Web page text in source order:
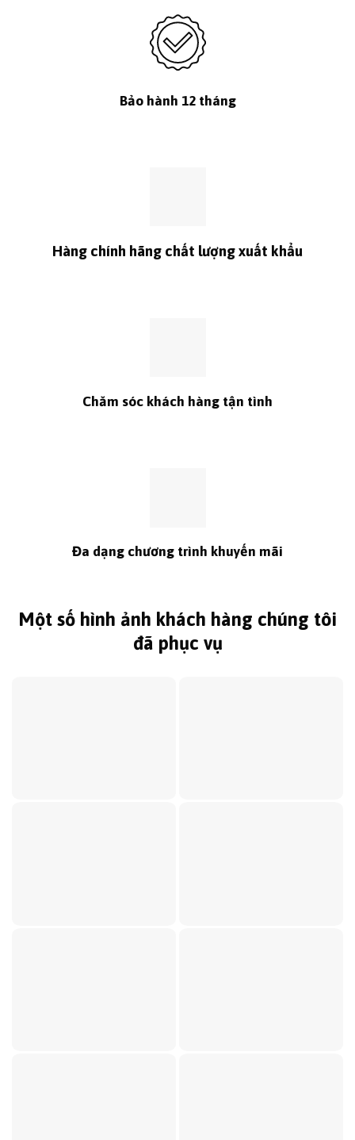
Bảo hành 12 tháng
Hàng chính hãng chất lượng xuất khẩu
Chăm sóc khách hàng tận tình
Đa dạng chương trình khuyến mãi
Một số hình ảnh khách hàng chúng tôi
đã phục vụ